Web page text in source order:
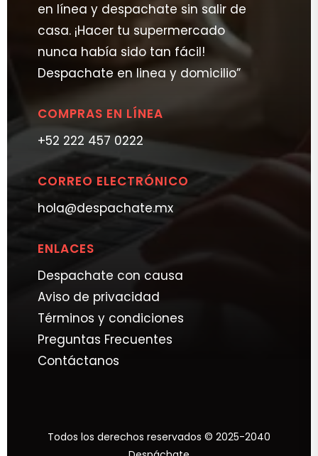
en línea y despachate sin salir de
casa. ¡Hacer tu supermercado
nunca había sido tan fácil!
Despachate en linea y domicilio”
COMPRAS EN LÍNEA
+52 222 457 0222
CORREO ELECTRÓNICO
hola@despachate.mx
ENLACES
Despachate con causa
Aviso de privacidad
Términos y condiciones
Preguntas Frecuentes
Contáctanos
Todos los derechos reservados © 2025-2040